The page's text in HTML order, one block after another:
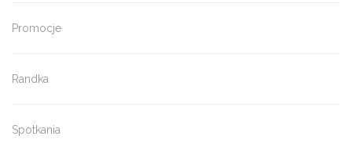
Promocje
Randka
Spotkania